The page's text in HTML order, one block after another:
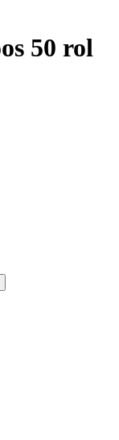
50 rol